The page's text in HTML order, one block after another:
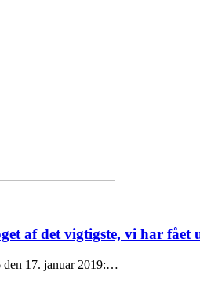
af det vigtigste, vi har fået
den 17. januar 2019:…